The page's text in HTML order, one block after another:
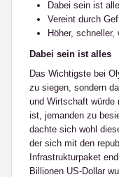
Dabei sein ist
Vereint durch
Höher, schneller,
Dabei sein ist alles
Das Wichtigste bei
zu siegen, sondern
und Wirtschaft
ist, jemanden zu
dachte sich wohl
der sich mit den
Infrastrukturpaket
Billionen US-Dollar